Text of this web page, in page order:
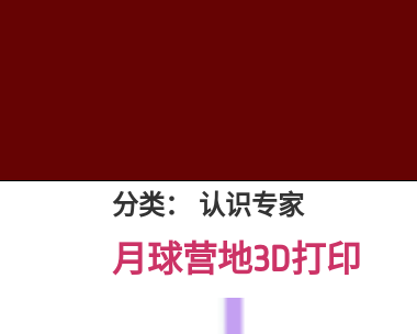
分类： 认识专家
月球营地3D打印